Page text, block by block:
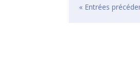
« Entrées